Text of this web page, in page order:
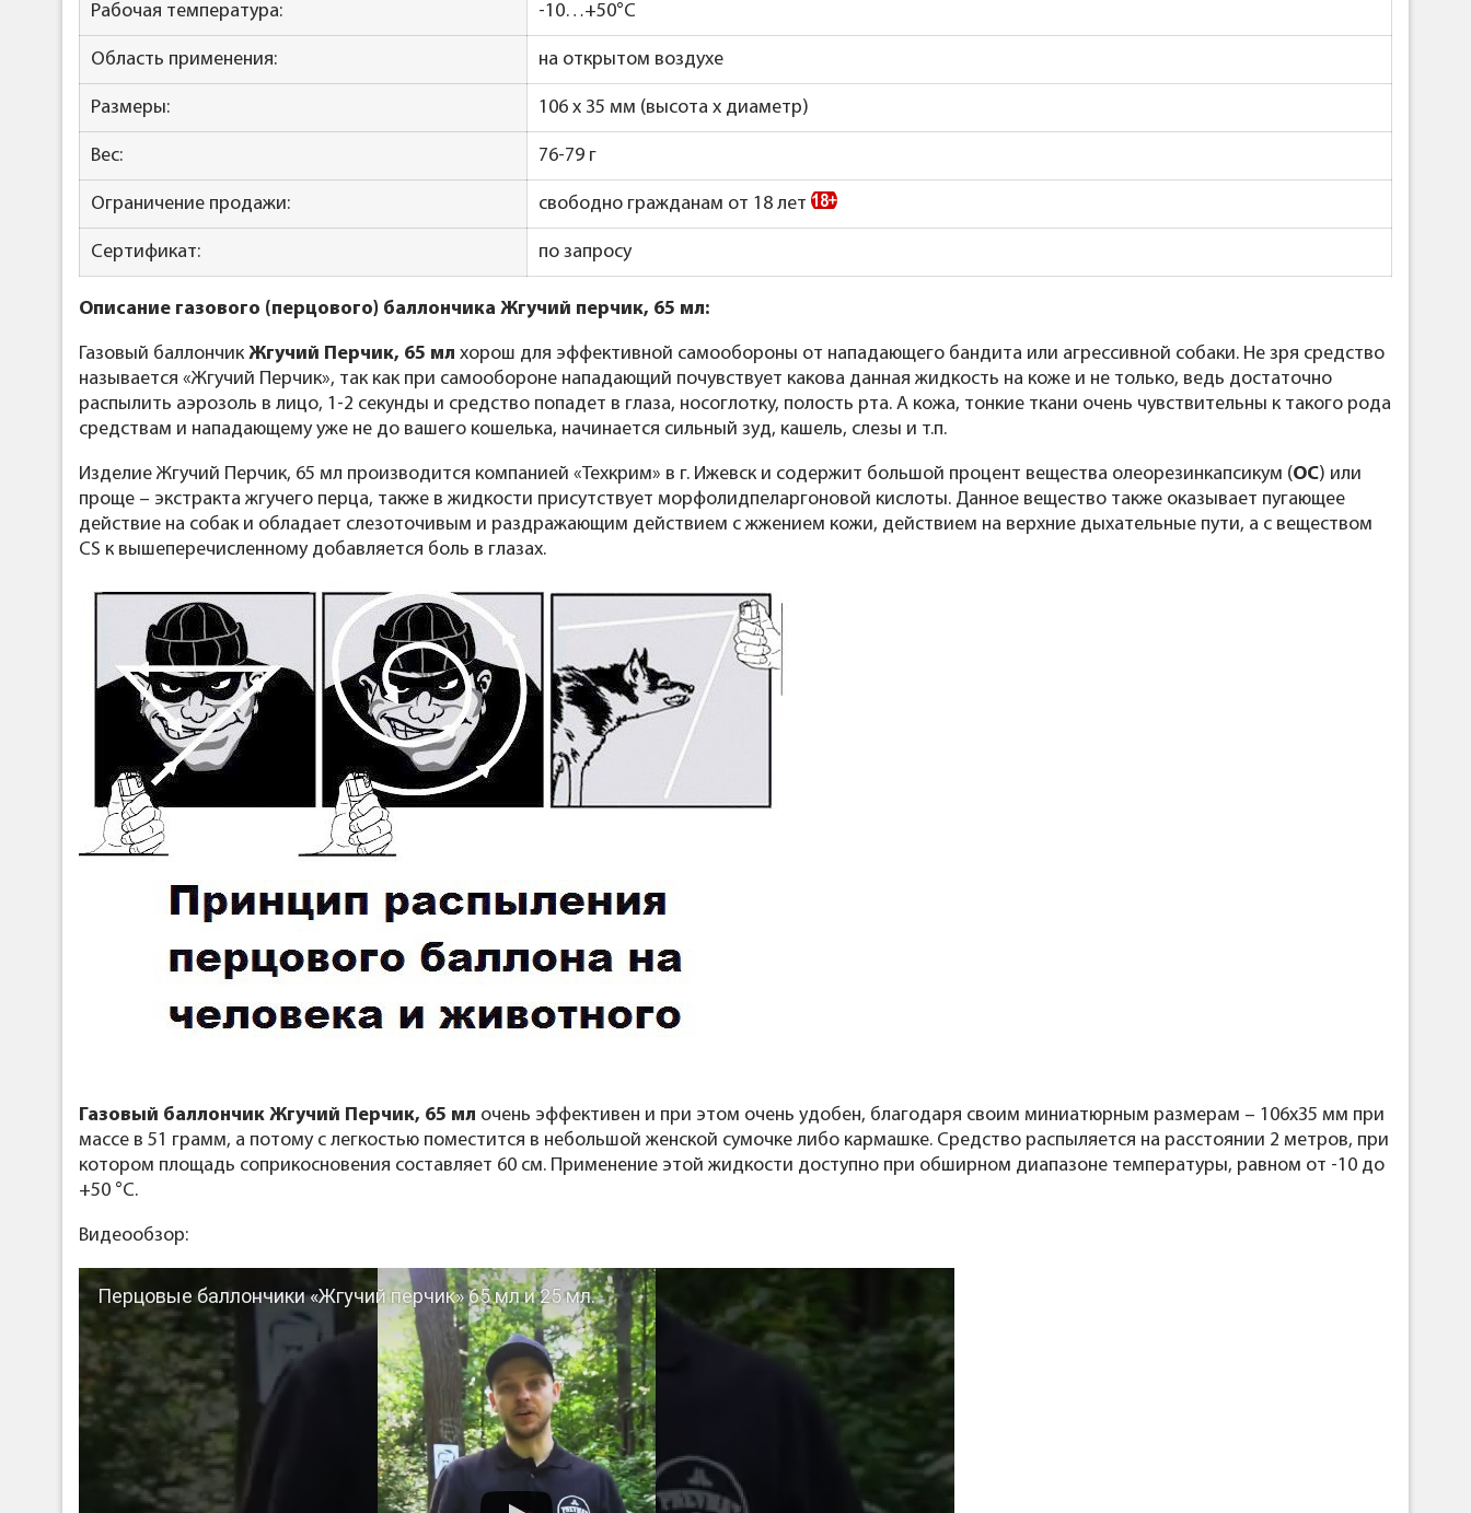
Рабочая температура: -10…+50°С
Область применения: на открытом воздухе
Размеры: 106 x 35 мм (высота x диаметр)
Вес: 76-79 г
Ограничение продажи: свободно гражданам от 18 лет
Сертификат: по запросу
Описание газового (перцового) баллончика Жгучий перчик, 65 мл:
Газовый баллончик Жгучий Перчик, 65 мл хорош для эффективной самообороны от нападающего бандита или агрессивной собаки. Не зря средство
называется «Жгучий Перчик», так как при самообороне нападающий почувствует какова данная жидкость на коже и не только, ведь достаточно
распылить аэрозоль в лицо, 1-2 секунды и средство попадет в глаза, носоглотку, полость рта. А кожа, тонкие ткани очень чувствительны к такого рода
средствам и нападающему уже не до вашего кошелька, начинается сильный зуд, кашель, слезы и т.п.
Изделие Жгучий Перчик, 65 мл производится компанией «Техкрим» в г. Ижевск и содержит большой процент вещества олеорезинкапсикум (ОС) или
проще – экстракта жгучего перца, также в жидкости присутствует морфолидпеларгоновой кислоты. Данное вещество также оказывает пугающее
действие на собак и обладает слезоточивым и раздражающим действием с жжением кожи, действием на верхние дыхательные пути, а с веществом
CS к вышеперечисленному добавляется боль в глазах.
Газовый баллончик Жгучий Перчик, 65 мл очень эффективен и при этом очень удобен, благодаря своим миниатюрным размерам – 106х35 мм при
массе в 51 грамм, а потому с легкостью поместится в небольшой женской сумочке либо кармашке. Средство распыляется на расстоянии 2 метров, при
котором площадь соприкосновения составляет 60 см. Применение этой жидкости доступно при обширном диапазоне температуры, равном от -10 до
+50 °С.
Видеообзор:
Перцовые баллончики «Жгучий перчик» 65 мл и 25 мл.